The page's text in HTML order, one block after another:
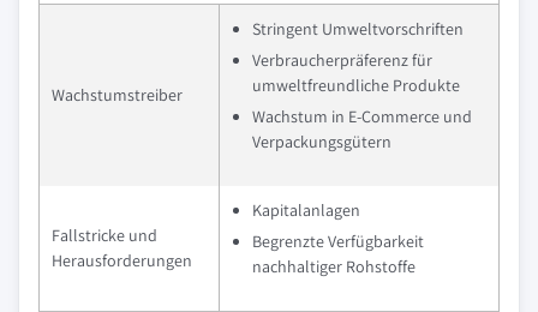
Wachstumstreiber
Stringent Umweltvorschriften
Verbraucherpräferenz für
umweltfreundliche Produkte
Wachstum in E-Commerce und
Verpackungsgütern
Fallstricke und
Herausforderungen
Kapitalanlagen
Begrenzte Verfügbarkeit
nachhaltiger Rohstoffe